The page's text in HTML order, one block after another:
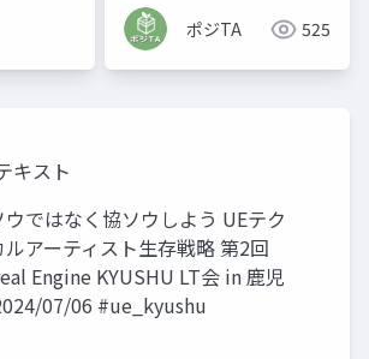
ポジTA 525
キスト
ウではなく協ソウしよう UEテク
ルアーティスト生存戦略 第2回
Engine KYUSHU LT会 in 鹿児
07/06 #ue_kyushu